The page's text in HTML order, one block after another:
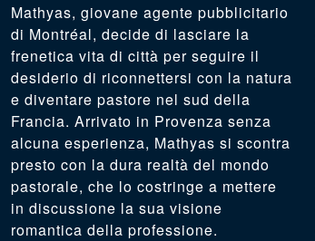
Mathyas, giovane agente pubblicitario
di Montréal, decide di lasciare la
frenetica vita di città per seguire il
desiderio di riconnettersi con la natura
e diventare pastore nel sud della
Francia. Arrivato in Provenza senza
alcuna esperienza, Mathyas si scontra
presto con la dura realtà del mondo
pastorale, che lo costringe a mettere
in discussione la sua visione
romantica della professione.